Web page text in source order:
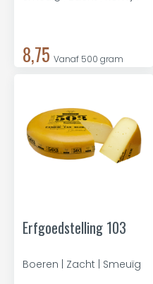
8,75 Vanaf 500 gram
Erfgoedstelling 103
Boeren | Zacht | Smeuïg